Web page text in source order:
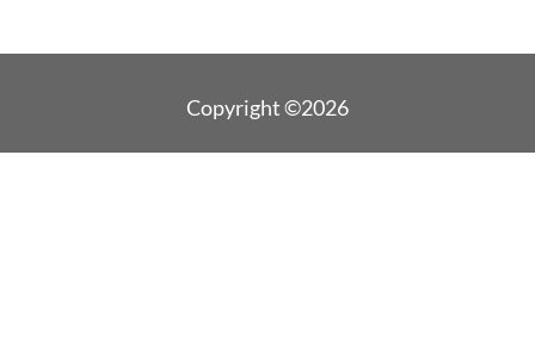
Copyright ©2026